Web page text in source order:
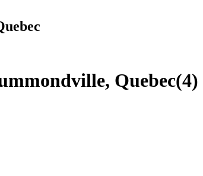
Quebec(4)